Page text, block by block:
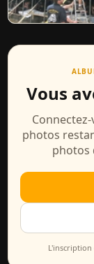
Vous
photos
photos